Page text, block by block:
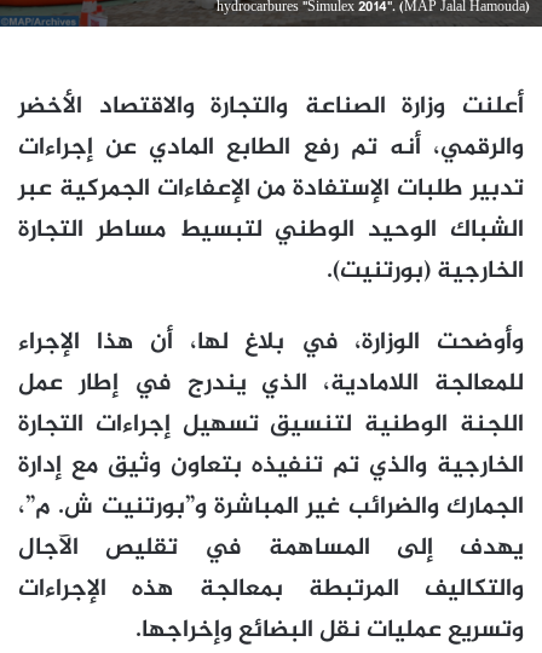
hydrocarbures "Simulex 2014". (MAP Jalal Hamouda)
أعلنت وزارة الصناعة والتجارة والاقتصاد الأخضر
والرقمي، أنه تم رفع الطابع المادي عن إجراءات
تدبير طلبات الإستفادة من الإعفاءات الجمركية عبر
الشباك الوحيد الوطني لتبسيط مساطر التجارة
الخارجية (بورتنيت).
وأوضحت الوزارة، في بلاغ لها، أن هذا الإجراء
للمعالجة اللامادية، الذي يندرج في إطار عمل
اللجنة الوطنية لتنسيق تسهيل إجراءات التجارة
الخارجية والذي تم تنفيذه بتعاون وثيق مع إدارة
الجمارك والضرائب غير المباشرة و”بورتنيت ش. م”،
يهدف إلى المساهمة في تقليص الآجال
والتكاليف المرتبطة بمعالجة هذه الإجراءات
وتسريع عمليات نقل البضائع وإخراجها.